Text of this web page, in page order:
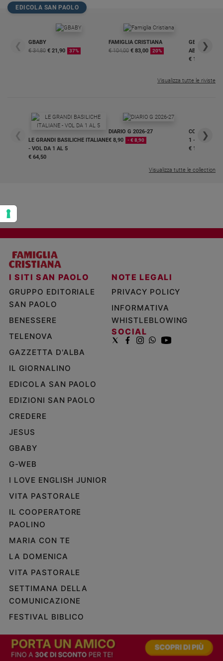
siamo
Registrati
Redazione
EDICOLA SAN PAOLO
❮
GBABY
€ 34,80 € 21,90 37%
FAMIGLIA CRISTIANA
€ 104,00 € 83,00 20%
GBABY
€ 16,99
❯
Visualizza tutte le riviste
❮
LE GRANDI BASILICHE ITALIANE
- VOL DA 1 AL 5
€ 64,50
DIARIO G 2026-27
€ 8,90
- € 8,90
COLLANA
1 - 2
€ 18,50
❯
Visualizza tutte le collection
I SITI SAN PAOLO
GRUPPO EDITORIALE
SAN PAOLO
BENESSERE
TELENOVA
GAZZETTA D'ALBA
IL GIORNALINO
EDICOLA SAN PAOLO
EDIZIONI SAN PAOLO
CREDERE
JESUS
GBABY
G-WEB
I LOVE ENGLISH JUNIOR
VITA PASTORALE
IL COOPERATORE
PAOLINO
MARIA CON TE
LA DOMENICA
VITA PASTORALE
SETTIMANA DELLA
COMUNICAZIONE
FESTIVAL BIBLICO
NOTE LEGALI
PRIVACY POLICY
INFORMATIVA
WHISTLEBLOWING
SOCIAL